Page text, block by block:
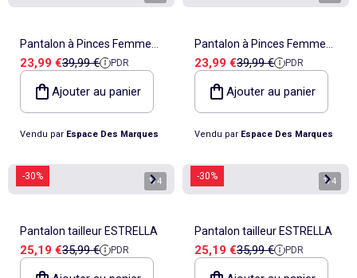
Pantalon à Pinces Femme
Vero Moda
Prix de vente
23,99 €Prix de référence
39,99 € PDR
Ajouter au panier
Vendu par Espace Des Marques
Pantalon à Pinces Femme
Vero Moda
Prix de vente
23,99 €Prix de référence
39,99 € PDR
Ajouter au panier
Vendu par Espace Des Marques
-30% 1/4
Pantalon tailleur ESTRELLA
Prix de vente
25,19 €Prix de référence
35,99 € PDR
-30% 1/4
Pantalon tailleur ESTRELLA
Prix de vente
25,19 €Prix de référence
35,99 € PDR